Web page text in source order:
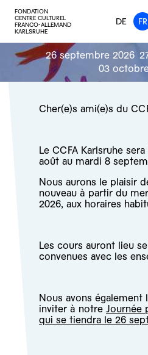
FONDATION
CENTRE CULTUREL
FRANCO-ALLEMAND
KARLSRUHE
DE FR
26 septembre 2026
03
Cher(e)s ami(e)s du
Le CCFA Karlsruhe
août au mardi 8
Nous aurons le plaisir
nouveau à partir du
2026, aux horaires
Les cours auront lieu
convenues avec les
Nous avons également
inviter à notre Journée
qui se tiendra le 26